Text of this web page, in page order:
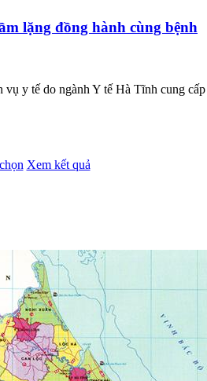
lặng đồng hành cùng bệnh
vụ y tế do ngành Y tế Hà Tĩnh cung cấp
Xem kết quả